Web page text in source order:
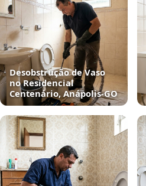
Desobstrução de Vaso
no Residencial
Centenário, Anápolis‑GO